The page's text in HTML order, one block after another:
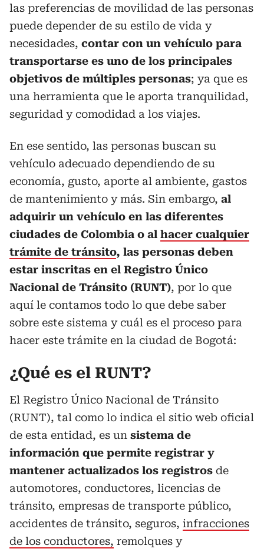
las preferencias de movilidad de las personas
puede depender de su estilo de vida y
necesidades, contar con un vehículo para
transportarse es uno de los principales
objetivos de múltiples personas; ya que es
una herramienta que le aporta tranquilidad,
seguridad y comodidad a los viajes.
En ese sentido, las personas buscan su
vehículo adecuado dependiendo de su
economía, gusto, aporte al ambiente, gastos
de mantenimiento y más. Sin embargo, al
adquirir un vehículo en las diferentes
ciudades de Colombia o al hacer cualquier
trámite de tránsito, las personas deben
estar inscritas en el Registro Único
Nacional de Tránsito (RUNT), por lo que
aquí le contamos todo lo que debe saber
sobre este sistema y cuál es el proceso para
hacer este trámite en la ciudad de Bogotá:
¿Qué es el RUNT?
El Registro Único Nacional de Tránsito
(RUNT), tal como lo indica el sitio web oficial
de esta entidad, es un sistema de
información que permite registrar y
mantener actualizados los registros de
automotores, conductores, licencias de
tránsito, empresas de transporte público,
accidentes de tránsito, seguros, infracciones
de los conductores, remolques y